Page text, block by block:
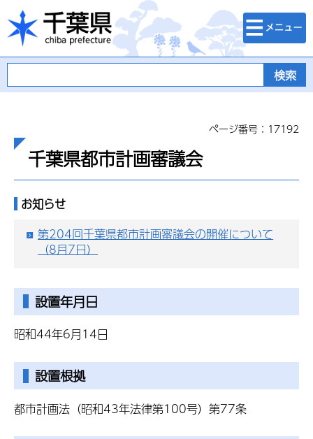
千葉県
検索・メニュ
ー
ページ番号：17192
千葉県都市計画審議会
お知らせ
第204回千葉県都市計画審議会の開催について
（8月7日）
設置年月日
昭和44年6月14日
設置根拠
都市計画法（昭和43年法律第100号）第77条